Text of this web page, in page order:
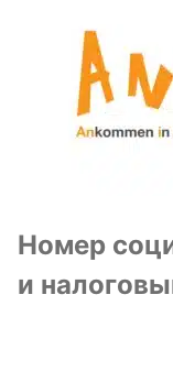
Номер
и